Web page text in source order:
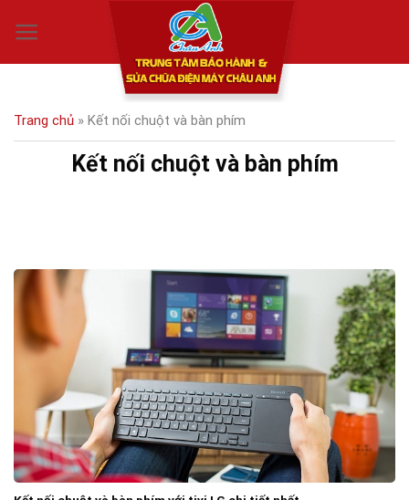
Trang chủ » Kết nối chuột và bàn phím
Kết nối chuột và bàn phím